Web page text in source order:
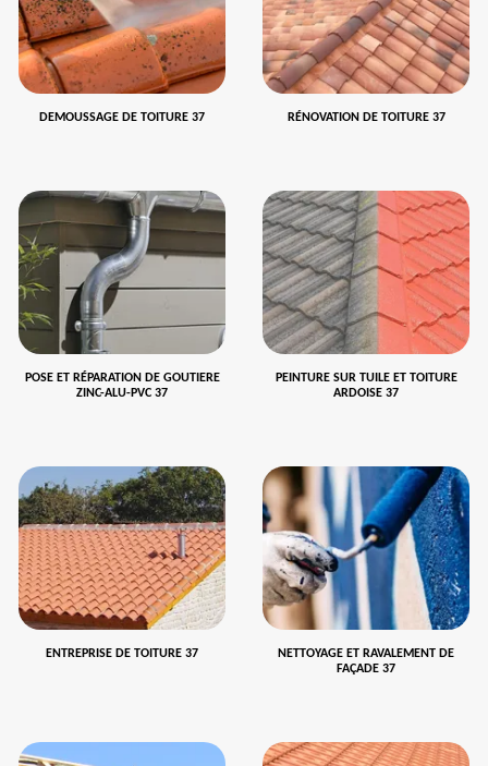
DEMOUSSAGE DE TOITURE 37 RÉNOVATION DE TOITURE 37
POSE ET RÉPARATION DE GOUTIERE
ZINC-ALU-PVC 37
PEINTURE SUR TUILE ET TOITURE
ARDOISE 37
ENTREPRISE DE TOITURE 37
NETTOYAGE ET RAVALEMENT DE
FAÇADE 37